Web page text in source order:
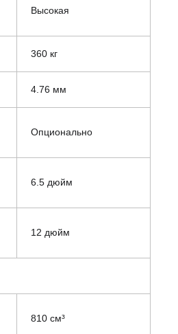
Высокая
360 кг
4.76 мм
Опционально
6.5 дюйм
12 дюйм
810 см³